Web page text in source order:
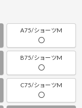
A75/ショーツM
〇
B75/ショーツM
〇
C75/ショーツM
〇